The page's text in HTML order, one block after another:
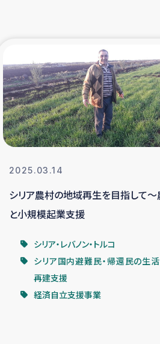
援
リサイクル・プロジ
教育支援
ども支援
・越冬支援
2025.03.14
シリア農村の地域再生を目指して～
と小規模起業支援
シリア・レバノン・トルコ
シリア国内避難民・帰還民の生活
再建支援
経済自立支援事業